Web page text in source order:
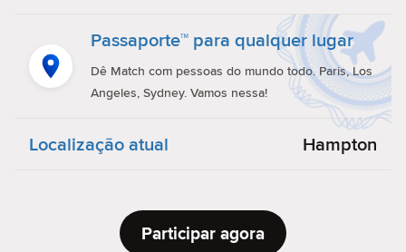
Passaporte™ para qualquer lugar
Dê Match com pessoas do mundo todo. Paris, Los
Angeles, Sydney. Vamos nessa!
Localização atual Hampton
Participar agora